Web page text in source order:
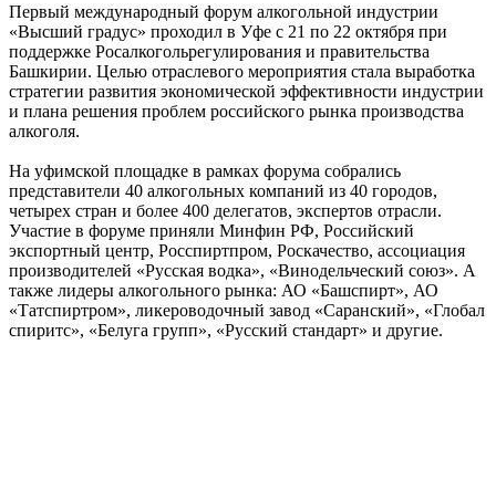
Первый международный форум алкогольной индустрии
«Высший градус» проходил в Уфе с 21 по 22 октября при
поддержке Росалкогольрегулирования и правительства
Башкирии. Целью отраслевого мероприятия стала выработка
стратегии развития экономической эффективности индустрии
и плана решения проблем российского рынка производства
алкоголя.
На уфимской площадке в рамках форума собрались
представители 40 алкогольных компаний из 40 городов,
четырех стран и более 400 делегатов, экспертов отрасли.
Участие в форуме приняли Минфин РФ, Российский
экспортный центр, Росспиртпром, Роскачество, ассоциация
производителей «Русская водка», «Винодельческий союз». А
также лидеры алкогольного рынка: АО «Башспирт», АО
«Татспиртром», ликероводочный завод «Саранский», «Глобал
спиритс», «Белуга групп», «Русский стандарт» и другие.